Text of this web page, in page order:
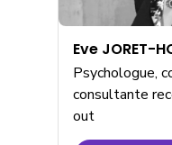
Eve JORET-
Psychologue,
consultante
out